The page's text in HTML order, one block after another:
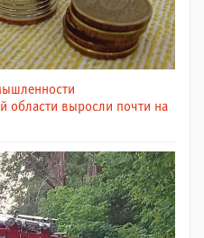
области выросли почти на